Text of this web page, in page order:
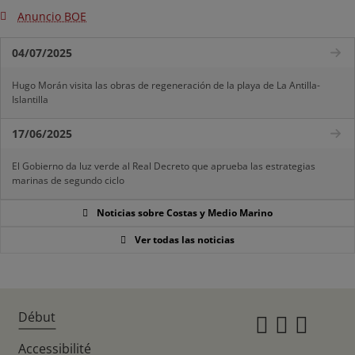
Anuncio BOE
04/07/2025
Hugo Morán visita las obras de regeneración de la playa de La Antilla-
Islantilla
17/06/2025
El Gobierno da luz verde al Real Decreto que aprueba las estrategias
marinas de segundo ciclo
Noticias sobre Costas y Medio Marino
Ver todas las noticias
Début
Accessibilité